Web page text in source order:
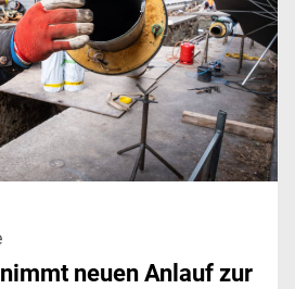
neuen Anlauf zur